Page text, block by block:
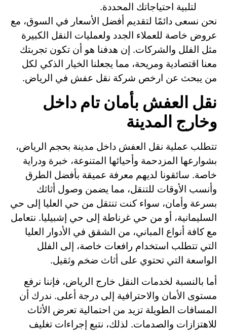
لتلبية احتياجاتك المحددة.
نحن نسعى دائمًا لتقديم أفضل الأسعار في السوق، مع
عروض خاصة للعملاء الجدد ولعمليات النقل الكبيرة
مثل الفلل والشركات. إن هدفنا هو أن تكون تجربتك
معنا اقتصادية ومريحة، مما يجعلنا الخيار الذكي لكل
من يبحث عن ارخص شركة نقل عفش في الرياض.
نقل العفش بأمان تام داخل
وخارج المدينة
تتطلب عملية نقل العفش داخل مدينة بحجم الرياض،
بشوارعها المزدحمة وأحيائها المتنوعة، خبرة ودراية
خاصة. سائقونا لديهم معرفة عميقة بأفضل الطرق
وأنسب الأوقات للتنقل، مما يضمن وصول أثاثك
بسرعة وأمان، سواء كنت تنتقل من حي العليا إلى حي
السليمانية، أو من حي غرناطة إلى حي إشبيليا. نتعامل
مع كافة أنواع المباني، من الشقق في الأدوار العليا
التي تتطلب استخدام رافعات خاصة، إلى الفلل
الواسعة التي تحتوي على أثاث ضخم وثقيل.
أما بالنسبة لخدمات النقل خارج الرياض، فإننا نرفع
مستوى الأمان والاحترافية إلى درجة أعلى. ندرك أن
المسافات الطويلة تزيد من احتمالية تعرض الأثاث
للاهتزازات والصدمات. لذلك، نتبع إجراءات تغليف